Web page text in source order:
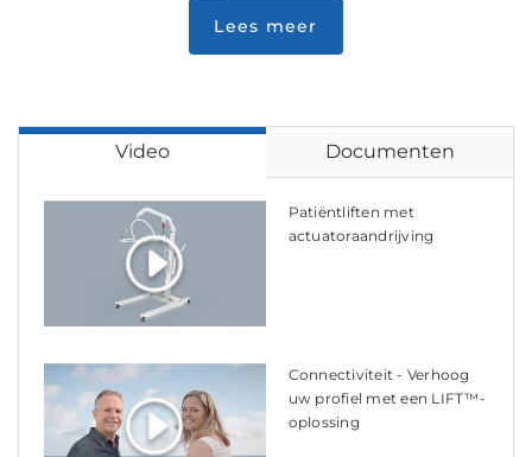
Lees meer
Video Documenten
Patiëntliften met
actuatoraandrijving
Connectiviteit - Verhoog
uw profiel met een LIFT™-
oplossing